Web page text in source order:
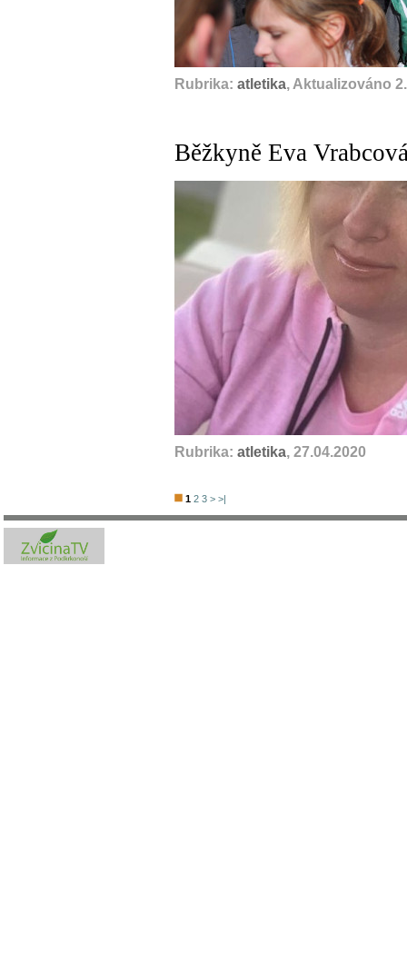
Rubrika: atletika, Aktualizováno
Běžkyně Eva
Rubrika: atletika, 27.04.2020
1 2 3 > >|